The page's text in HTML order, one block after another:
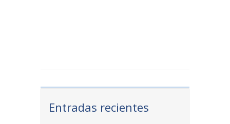
Entradas recientes